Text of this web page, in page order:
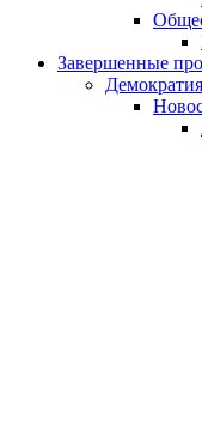
Завершенные